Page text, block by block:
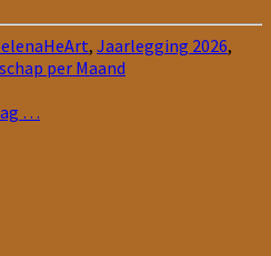
, Jaarlegging 2026,
per Maand
…